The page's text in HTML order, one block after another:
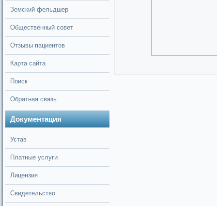
Земский фельдшер
Общественный совет
Отзывы пациентов
Карта сайта
Поиск
Обратная связь
Документация
Устав
Платные услуги
Лицензия
Свидетельство